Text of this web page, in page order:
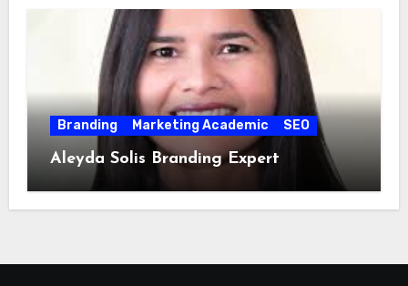
Branding Marketing Academic SEO
Aleyda Solis Branding Expert